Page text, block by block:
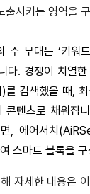
출시키는 영역을
주 무대는 ‘키워
다. 경쟁이 치열
검색했을 때,
콘텐츠로 채워집
, 에어서치
스마트 블록을
자세한 내용은